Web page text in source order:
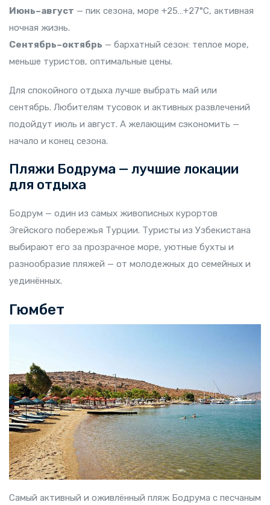
Июнь–август — пик сезона, море +25…+27°C, активная
ночная жизнь.
Сентябрь–октябрь — бархатный сезон: теплое море,
меньше туристов, оптимальные цены.
Для спокойного отдыха лучше выбрать май или
сентябрь. Любителям тусовок и активных развлечений
подойдут июль и август. А желающим сэкономить —
начало и конец сезона.
Пляжи Бодрума — лучшие локации
для отдыха
Бодрум — один из самых живописных курортов
Эгейского побережья Турции. Туристы из Узбекистана
выбирают его за прозрачное море, уютные бухты и
разнообразие пляжей — от молодежных до семейных и
уединённых.
Гюмбет
Самый активный и оживлённый пляж Бодрума с песчаным